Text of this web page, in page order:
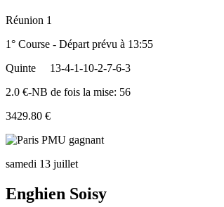
Réunion 1
1° Course - Départ prévu à 13:55
Quinte
13-4-1-10-2-7-6-3
2.0 €-NB de fois la mise: 56
3429.80 €
samedi 13 juillet
Enghien Soisy